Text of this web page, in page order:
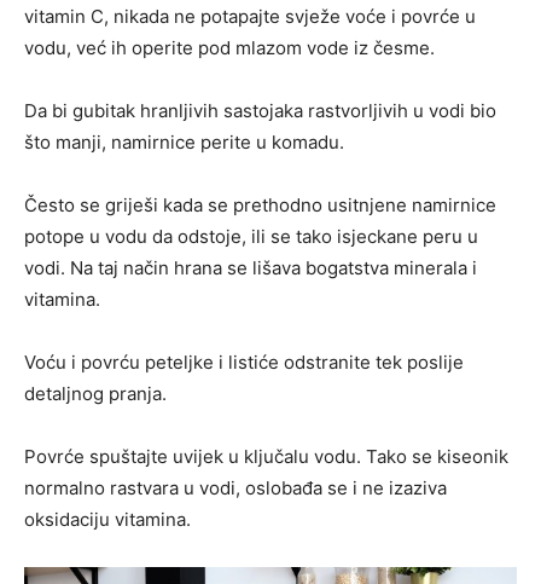
vitamin C, nikada ne potapajte svježe voće i povrće u
vodu, već ih operite pod mlazom vode iz česme.
Da bi gubitak hranljivih sastojaka rastvorljivih u vodi bio
što manji, namirnice perite u komadu.
Često se griješi kada se prethodno usitnjene namirnice
potope u vodu da odstoje, ili se tako isjeckane peru u
vodi. Na taj način hrana se lišava bogatstva minerala i
vitamina.
Voću i povrću peteljke i listiće odstranite tek poslije
detaljnog pranja.
Povrće spuštajte uvijek u ključalu vodu. Tako se kiseonik
normalno rastvara u vodi, oslobađa se i ne izaziva
oksidaciju vitamina.